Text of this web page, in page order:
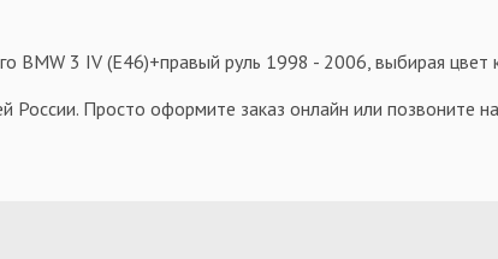
3 IV (E46)+правый руль 1998 - 2006, выбирая
России. Просто оформите заказ онлайн или позвоните